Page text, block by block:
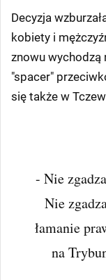
wad letalnych
z 1993 roku.
Decyzja
kobiety i
"spacer"
- Nie
Nie